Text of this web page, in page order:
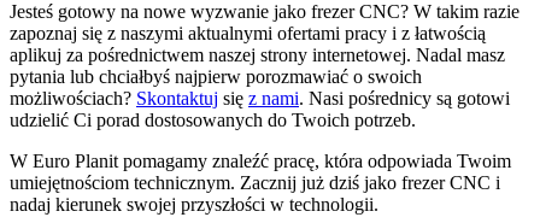
Jesteś gotowy na nowe wyzwanie jako frezer CNC? W takim razie
zapoznaj się z naszymi aktualnymi ofertami pracy i z łatwością
aplikuj za pośrednictwem naszej strony internetowej. Nadal masz
pytania lub chciałbyś najpierw porozmawiać o swoich
możliwościach? Skontaktuj się z nami. Nasi pośrednicy są gotowi
udzielić Ci porad dostosowanych do Twoich potrzeb.
W Euro Planit pomagamy znaleźć pracę, która odpowiada Twoim
umiejętnościom technicznym. Zacznij już dziś jako frezer CNC i
nadaj kierunek swojej przyszłości w technologii.